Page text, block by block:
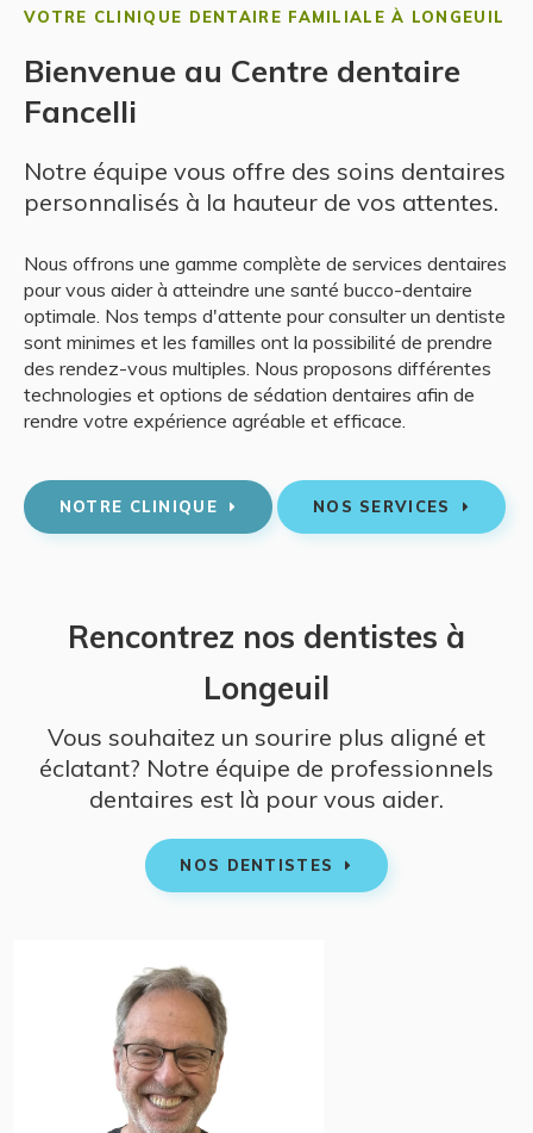
VOTRE CLINIQUE DENTAIRE FAMILIALE À LONGEUIL
Bienvenue au Centre dentaire
Fancelli
Notre équipe vous offre des soins dentaires
personnalisés à la hauteur de vos attentes.
Nous offrons une gamme complète de services dentaires
pour vous aider à atteindre une santé bucco-dentaire
optimale. Nos temps d'attente pour consulter un dentiste
sont minimes et les familles ont la possibilité de prendre
des rendez-vous multiples. Nous proposons différentes
technologies et options de sédation dentaires afin de
rendre votre expérience agréable et efficace.
NOTRE CLINIQUE NOS SERVICES
Rencontrez nos dentistes à
Longeuil
Vous souhaitez un sourire plus aligné et
éclatant? Notre équipe de professionnels
dentaires est là pour vous aider.
NOS DENTISTES